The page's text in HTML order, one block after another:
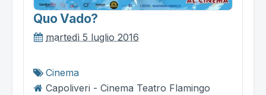
Quo Vado?
martedì 5 luglio 2016
Cinema
Capoliveri - Cinema Teatro Flamingo